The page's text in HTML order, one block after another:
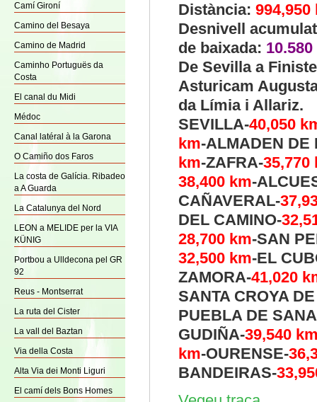
Camí Gironí
Camino del Besaya
Camino de Madrid
Caminho Portuguës da
Costa
El canal du Midi
Médoc
Canal latéral à la Garona
O Camiño dos Faros
La costa de Galícia. Ribadeo
a A Guarda
La Catalunya del Nord
LEON a MELIDE per la VIA
KÜNIG
Portbou a Ulldecona pel GR
92
Reus - Montserrat
La ruta del Cister
La vall del Baztan
Via della Costa
Alta Via dei Monti Liguri
El camí dels Bons Homes
Distància: 994,950
Desnivell
de baixada:
De Sevilla a
Asturicam
da Límia i Allariz.
SEVILLA-40,050
km-ALMADEN DE
km-ZAFRA-35,770
38,400 km-
CAÑAVERAL-
DEL CAMINO-
28,700 km-SAN
32,500 km-EL
ZAMORA-41,020
SANTA CROYA
PUEBLA DE
GUDIÑA-39,540
km-OURENSE-
BANDEIRAS-